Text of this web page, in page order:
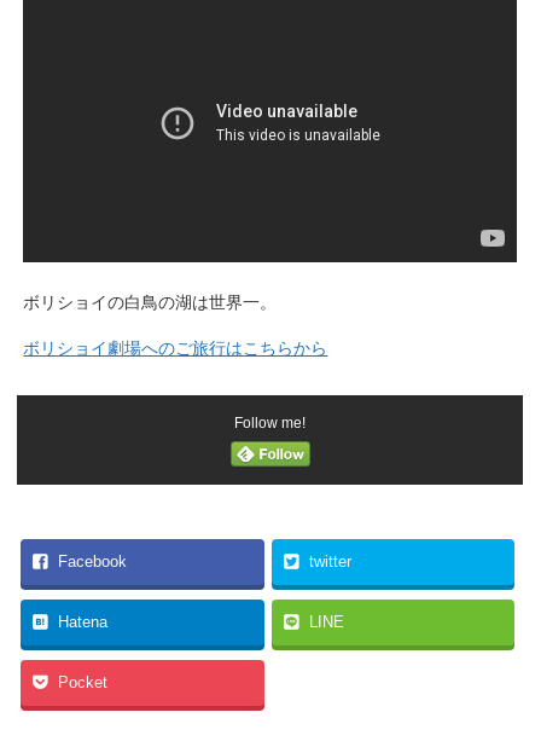
ボリショイの白鳥の湖は世界一。
ボリショイ劇場へのご旅行はこちらから
Follow me!
Facebook twitter
Hatena LINE
Pocket